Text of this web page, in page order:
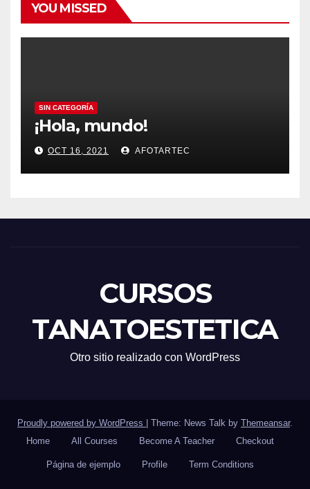
YOU MISSED
SIN CATEGORÍA
¡Hola, mundo!
OCT 16, 2021 AFOTARTEC
CURSOS
TANATOESTETICA
Otro sitio realizado con WordPress
Proudly powered by WordPress Theme: News Talk by Themeansar.
Home
All Courses Become A Teacher Checkout
Página de ejemplo Profile Term Conditions